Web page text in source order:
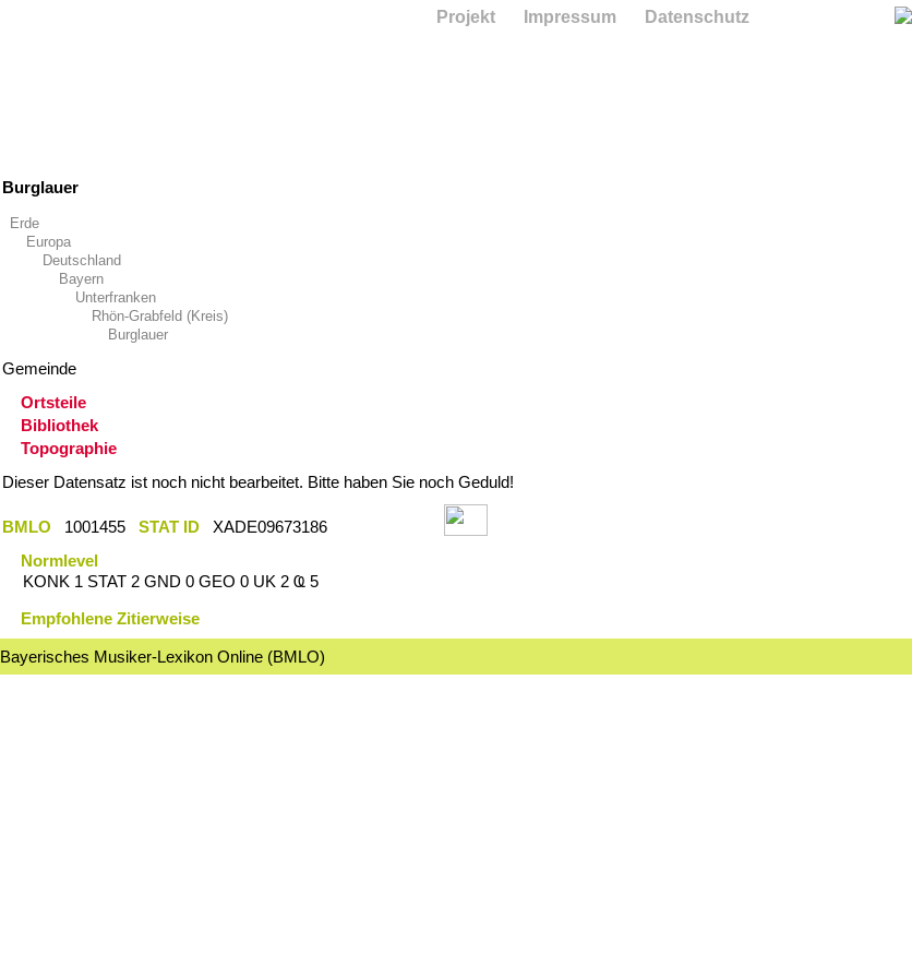
Burglauer
Erde
Europa
Deutschland
Bayern
Unterfranken
Rhön-Grabfeld (Kreis)
Burglauer
Gemeinde
Ortsteile
Bibliothek
Topographie
Dieser Datensatz ist noch nicht bearbeitet. Bitte haben Sie noch Geduld!
BMLO 1001455 STAT ID
XADE09673186
Normlevel
KONK 1 STAT 2 GND 0 GEO 0 UK 2 Ҩ 5
Empfohlene Zitierweise
Bayerisches Musiker-Lexikon Online (BMLO)
Projekt Impressum Datenschutz